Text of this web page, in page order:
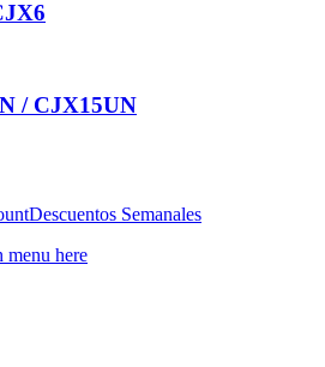
/ CJX15UN
Descuentos Semanales
menu here